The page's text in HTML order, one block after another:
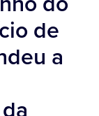
de
a